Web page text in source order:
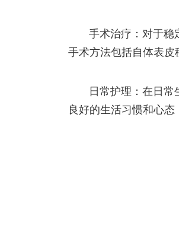
手术治疗：对于稳
手术方法包括自体表皮
日常护理：在日
良好的生活习惯和心态